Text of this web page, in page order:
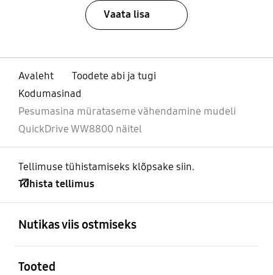
Vaata lisa
Avaleht
Toodete abi ja tugi
Kodumasinad
Pesumasina mürataseme vähendamine mudeli
QuickDrive WW8800 näitel
Tellimuse tühistamiseks klõpsake siin.
Tühista tellimus
Nutikas viis ostmiseks
Tooted